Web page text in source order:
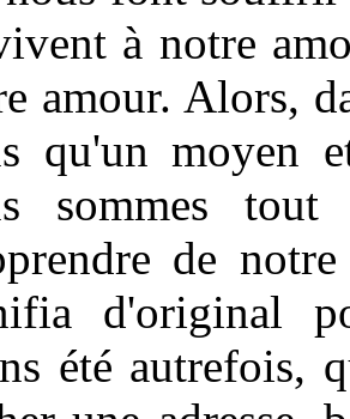
à notre
amour. Alors,
qu'un moyen
sommes tout
de
d'original
été autrefois,